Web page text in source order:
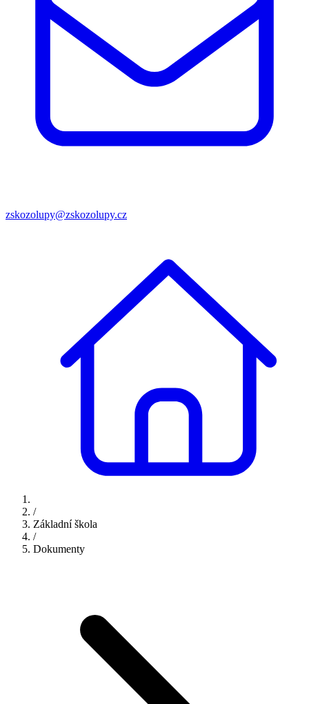
zskozolupy@zskozolupy.cz
/
Základní škola
/
Dokumenty